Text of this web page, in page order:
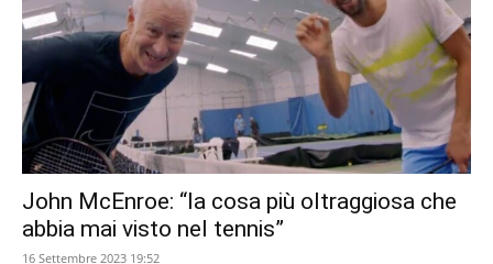
John McEnroe: “la cosa più oltraggiosa che
abbia mai visto nel tennis”
16 Settembre 2023 19:52